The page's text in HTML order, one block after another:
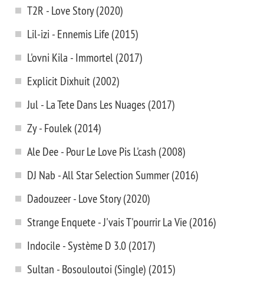
T2R - Love Story (2020)
Lil-izi - Ennemis Life (2015)
L'ovni Kila - Immortel (2017)
Explicit Dixhuit (2002)
Jul - La Tete Dans Les Nuages (2017)
Zy - Foulek (2014)
Ale Dee - Pour Le Love Pis L'cash (2008)
DJ Nab - All Star Selection Summer (2016)
Dadouzeer - Love Story (2020)
Strange Enquete - J'vais T'pourrir La Vie (2016)
Indocile - Système D 3.0 (2017)
Sultan - Bosouloutoi (Single) (2015)